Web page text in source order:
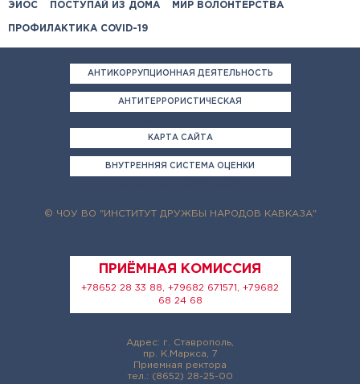
ЭИОС ПОСТУПАЙ ИЗ ДОМА МИР ВОЛОНТЁРСТВА
ПРОФИЛАКТИКА COVID-19
АНТИКОРРУПЦИОННАЯ ДЕЯТЕЛЬНОСТЬ
АНТИТЕРРОРИСТИЧЕСКАЯ
КАРТА САЙТА
ВНУТРЕННЯЯ СИСТЕМА ОЦЕНКИ
© ЧОУ ВО "ИНСТИТУТ ДРУЖБЫ НАРОДОВ КАВКАЗА"
ПРИЁМНАЯ КОМИССИЯ
+78652 28 33 88, +79682 671571, +79682
68 24 68
Адрес: г. Ставрополь,
пр. К.Маркса, 7
Приемная ректора
тел.: (8652) 28-25-00